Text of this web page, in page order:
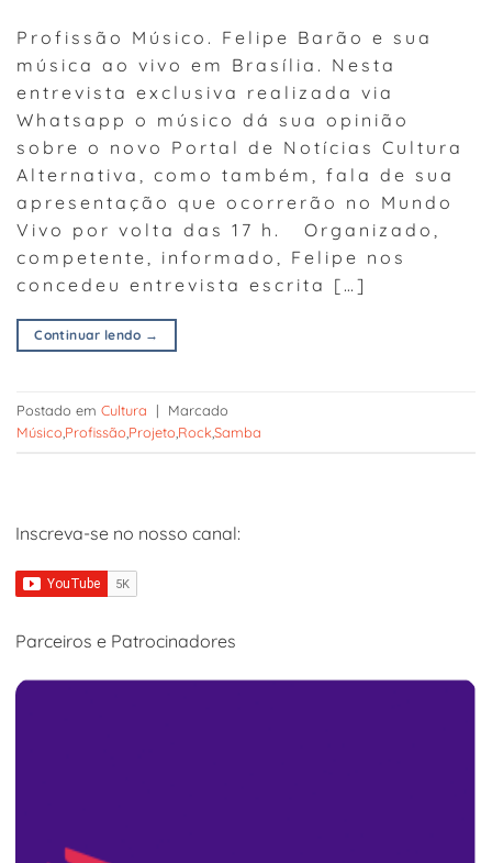
Profissão Músico. Felipe Barão e sua
música ao vivo em Brasília. Nesta
entrevista exclusiva realizada via
Whatsapp o músico dá sua opinião
sobre o novo Portal de Notícias Cultura
Alternativa, como também, fala de sua
apresentação que ocorrerão no Mundo
Vivo por volta das 17 h. Organizado,
competente, informado, Felipe nos
concedeu entrevista escrita […]
Continuar lendo →
Postado em Cultura |
Marcado
Músico,Profissão,Projeto,Rock,Samba
Inscreva-se no nosso canal:
Parceiros e Patrocinadores